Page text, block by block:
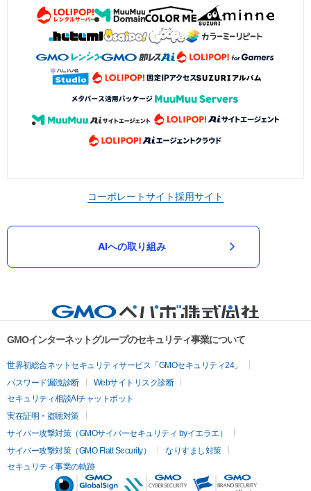
コーポレートサイト採用サイト
AIへの取り組み
GMOインターネットグループのセキュリティ事業について
世界初総合ネットセキュリティサービス「GMOセキュリティ24」
パスワード漏洩診断
Webサイトリスク診断
セキュリティ相談AIチャットボット
実在証明・盗聴対策
サイバー攻撃対策（GMOサイバーセキュリティ byイエラエ）
サイバー攻撃対策（GMO Flatt Security）
なりすまし対策
セキュリティ事業の軌跡